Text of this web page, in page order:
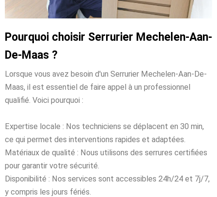
Pourquoi choisir Serrurier Mechelen-Aan-
De-Maas ?
Lorsque vous avez besoin d'un Serrurier Mechelen-Aan-De-
Maas, il est essentiel de faire appel à un professionnel
qualifié. Voici pourquoi :
Expertise locale : Nos techniciens se déplacent en 30 min,
ce qui permet des interventions rapides et adaptées.
Matériaux de qualité : Nous utilisons des serrures certifiées
pour garantir votre sécurité.
Disponibilité : Nos services sont accessibles 24h/24 et 7j/7,
y compris les jours fériés.